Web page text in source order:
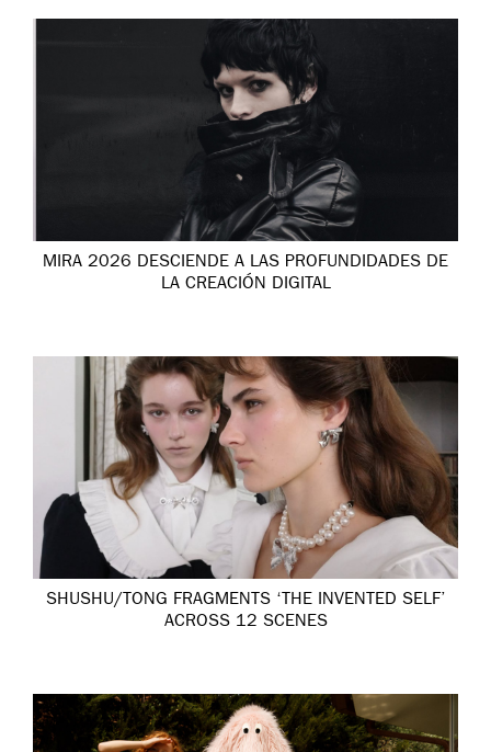
MIRA 2026 DESCIENDE A LAS PROFUNDIDADES DE
LA CREACIÓN DIGITAL
SHUSHU/TONG FRAGMENTS ‘THE INVENTED SELF’
ACROSS 12 SCENES